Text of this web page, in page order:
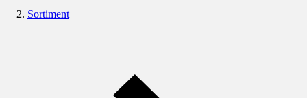
Sortiment